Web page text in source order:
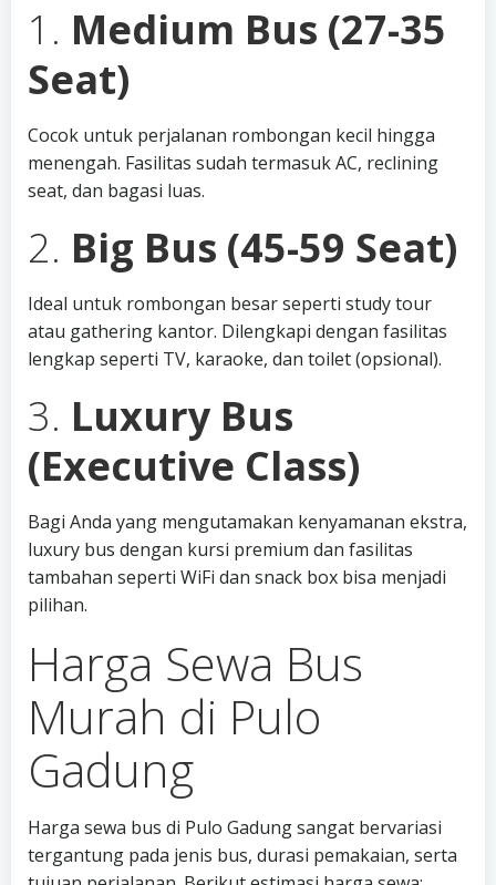
1. Medium Bus (27-35
Seat)
Cocok untuk perjalanan rombongan kecil hingga
menengah. Fasilitas sudah termasuk AC, reclining
seat, dan bagasi luas.
2. Big Bus (45-59 Seat)
Ideal untuk rombongan besar seperti study tour
atau gathering kantor. Dilengkapi dengan fasilitas
lengkap seperti TV, karaoke, dan toilet (opsional).
3. Luxury Bus
(Executive Class)
Bagi Anda yang mengutamakan kenyamanan ekstra,
luxury bus dengan kursi premium dan fasilitas
tambahan seperti WiFi dan snack box bisa menjadi
pilihan.
Harga Sewa Bus
Murah di Pulo
Gadung
Harga sewa bus di Pulo Gadung sangat bervariasi
tergantung pada jenis bus, durasi pemakaian, serta